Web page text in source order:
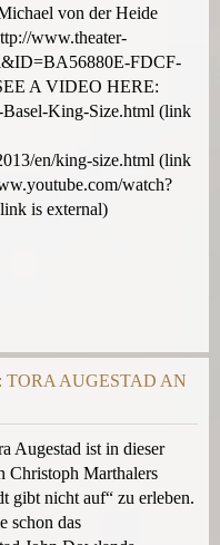
von der Heide
www.theater-
FDCF-
A VIDEO HERE:
King-Size.html (link
en/king-size.html (link
watch?
is external)
AUGESTAD AN
Augestad ist in dieser
Christoph Marthalers
gibt nicht auf“ zu erleben.
schon das